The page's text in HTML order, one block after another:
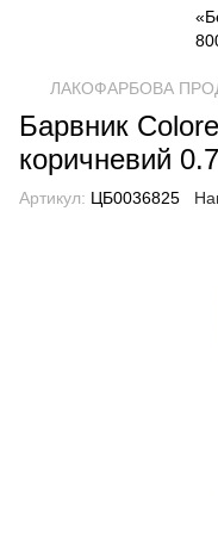
ЛАКОФАРБОВА
Барвник
коричневий
Артикул: ЦБ0036825